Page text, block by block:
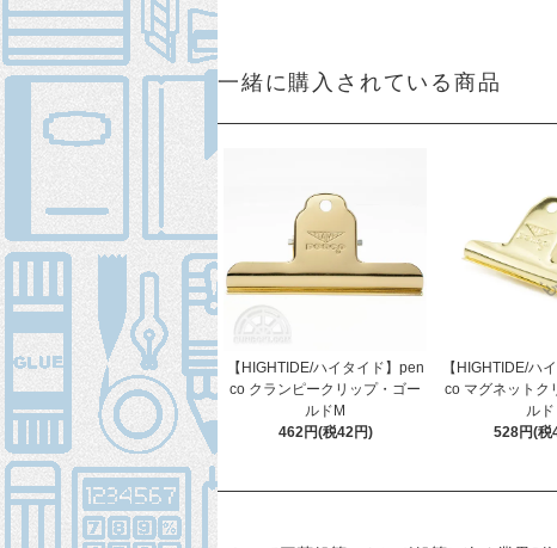
一緒に購入されている商品
【HIGHTIDE/ハイタイド】pen
co クランピークリップ・ゴー
ルドM
462円(税42円)
【HIGHTIDE/ハ
co マグネットク
ルド
528円(税